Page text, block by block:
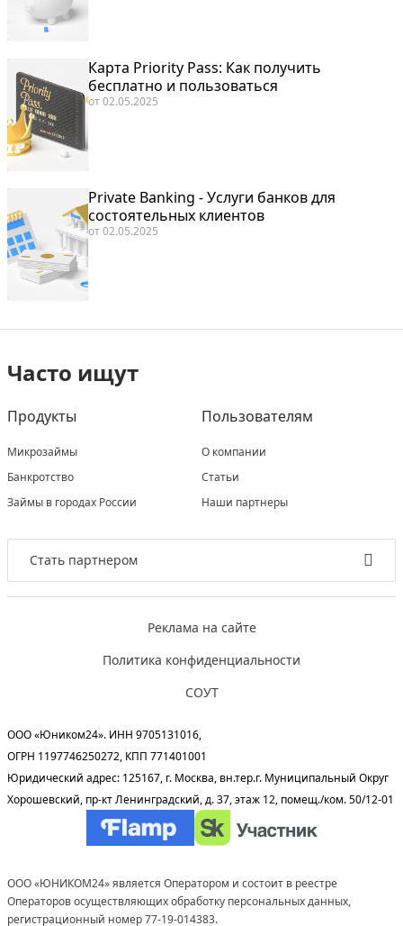
Карта Priority Pass: Как получить
бесплатно и пользоваться
от02.05.2025
Private Banking - Услуги банков для
состоятельных клиентов
от02.05.2025
Часто ищут
Продукты
Микрозаймы
Банкротство
Займы в городах России
Пользователям
О компании
Статьи
Наши партнеры
Стать партнером
Реклама на сайте
Политика конфиденциальности
СОУТ
ООО «Юником24». ИНН 9705131016,
ОГРН 1197746250272, КПП 771401001
Юридический адрес: 125167, г. Москва, вн.тер.г. Муниципальный Округ
Хорошевский, пр-кт Ленинградский, д. 37, этаж 12, помещ./ком. 50/12-01
ООО «ЮНИКОМ24» является Оператором и состоит в реестре
Операторов осуществляющих обработку персональных данных,
регистрационный номер 77-19-014383.